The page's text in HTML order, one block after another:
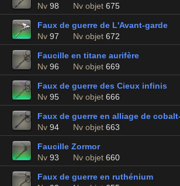
Nv 98 Nv objet 675
Faux de guerre de L'Avant-garde
Nv 97 Nv objet 672
Faucille en titane aurifère
Nv 96 Nv objet 669
Faux de guerre des Cieux infinis
Nv 95 Nv objet 666
Faux de guerre en alliage de
Nv 94 Nv objet 663
Faucille Zormor
Nv 93 Nv objet 660
Faux de guerre en ruthénium